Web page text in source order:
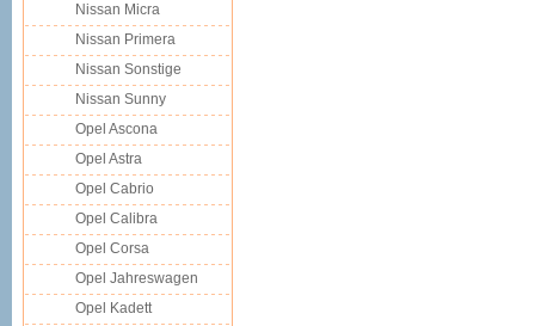
Nissan Micra
Nissan Primera
Nissan Sonstige
Nissan Sunny
Opel Ascona
Opel Astra
Opel Cabrio
Opel Calibra
Opel Corsa
Opel Jahreswagen
Opel Kadett